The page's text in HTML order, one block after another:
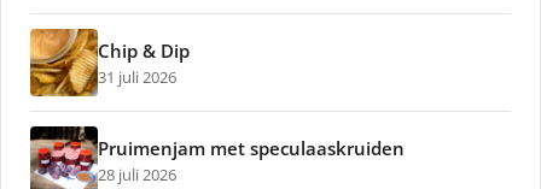
Chip & Dip
31 juli 2026
Pruimenjam met speculaaskruiden
28 juli 2026